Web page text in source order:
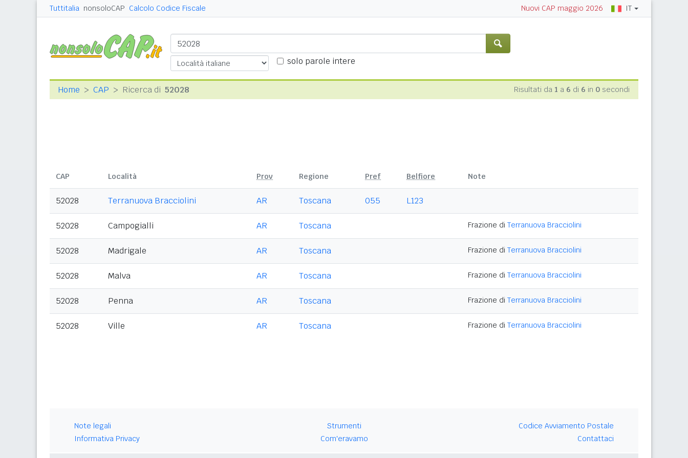
Tuttitalia nonsoloCAP Calcolo Codice Fiscale Nuovi CAP maggio 2026 IT
solo parole intere
Home CAP Ricerca di 52028 Risultati da 1 a 6 di 6 in 0 secondi
CAP Località Prov Regione Pref Belfiore Note
52028 Terranuova Bracciolini AR Toscana 055 L123
52028 Campogialli AR Toscana Frazione di Terranuova Bracciolini
52028 Madrigale AR Toscana Frazione di Terranuova Bracciolini
52028 Malva AR Toscana Frazione di Terranuova Bracciolini
52028 Penna AR Toscana Frazione di Terranuova Bracciolini
52028 Ville AR Toscana Frazione di Terranuova Bracciolini
Note legali
Informativa Privacy
Strumenti
Com'eravamo
Codice Avviamento Postale
Contattaci